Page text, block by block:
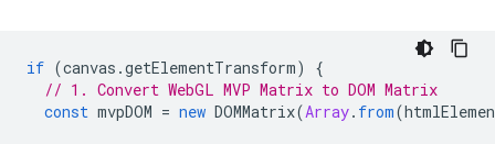
if (canvas .getElementTransform)
{
// 1. Convert WebGL MVP Matrix to DOM Matrix
const mvpDOM = new DOMMatrix(Array. from(